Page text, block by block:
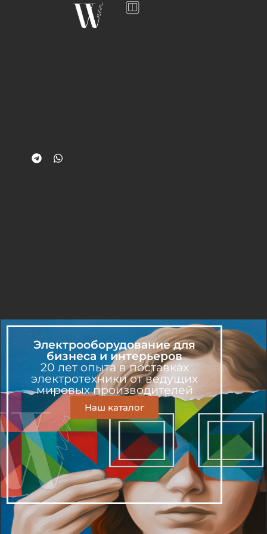
Электрооборудование для
бизнеса и интерьеров
20 лет опыта в поставках
электротехники от ведущих
мировых производителей
Наш каталог